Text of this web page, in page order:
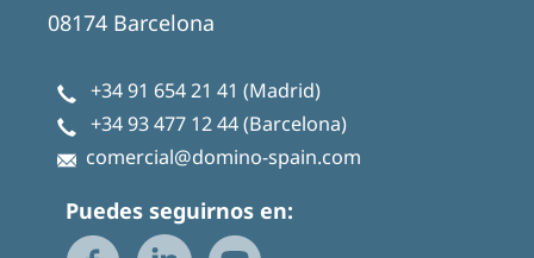
08174 Barcelona
+34 91 654 21 41 (Madrid)
+34 93 477 12 44(Barcelona)
comercial@domino-spain.com
Puedes seguirnos en: